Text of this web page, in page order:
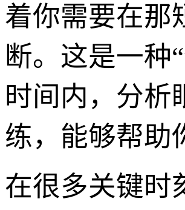
着你需要在那
断。这是一种
时间内，分析
练，能够帮助
在很多关键时